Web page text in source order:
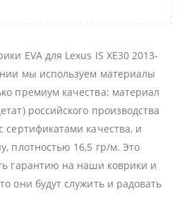
EVA для Lexus IS XE30 2013-
мы используем материалы
премиум качества: материал
российского производства
качества, и
плотностью 16,5 гр/м. Это
гарантию на наши коврики и
они будут служить и радовать